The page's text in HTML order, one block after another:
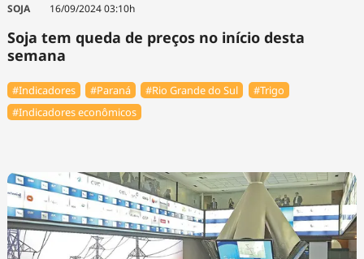
SOJA 16/09/2024 03:10h
Soja tem queda de preços no início desta
semana
#Indicadores #Paraná #Rio Grande do Sul
#Trigo
#Indicadores econômicos